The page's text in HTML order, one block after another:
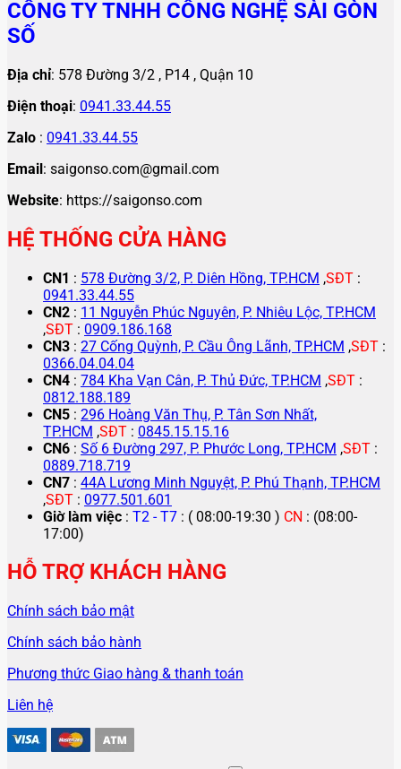
CÔNG TY TNHH CÔNG NGHỆ SÀI GÒN
SỐ
Địa chỉ: 578 Đường 3/2 , P14 , Quận 10
Điện thoại: 0941.33.44.55
Zalo : 0941.33.44.55
Email: saigonso.com@gmail.com
Website: https://saigonso.com
HỆ THỐNG CỬA HÀNG
CN1 : 578 Đường 3/2, P. Diên Hồng, TP.HCM ,SĐT :
0941.33.44.55
CN2 : 11 Nguyễn Phúc Nguyên, P. Nhiêu Lộc, TP.HCM
,SĐT : 0909.186.168
CN3 : 27 Cống Quỳnh, P. Cầu Ông Lãnh, TP.HCM ,SĐT :
0366.04.04.04
CN4 : 784 Kha Vạn Cân, P. Thủ Đức, TP.HCM ,SĐT :
0812.188.189
CN5 : 296 Hoàng Văn Thụ, P. Tân Sơn Nhất,
TP.HCM ,SĐT : 0845.15.15.16
CN6 : Số 6 Đường 297, P. Phước Long, TP.HCM ,SĐT :
0889.718.719
CN7 : 44A Lương Minh Nguyệt, P. Phú Thạnh, TP.HCM
,SĐT : 0977.501.601
Giờ làm việc : T2 - T7 : ( 08:00-19:30 ) CN : (08:00-
17:00)
HỖ TRỢ KHÁCH HÀNG
Chính sách bảo mật
Chính sách bảo hành
Phương thức Giao hàng & thanh toán
Liên hệ